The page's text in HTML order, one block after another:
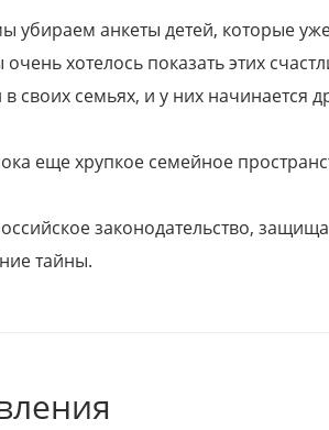
убираем анкеты детей, которые
хотелось показать этих
своих семьях, и у них начинается
еще хрупкое семейное
законодательство,
тайны.